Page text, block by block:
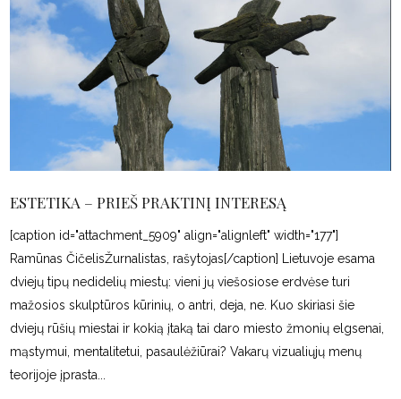
ESTETIKA – PRIEŠ PRAKTINĮ INTERESĄ
[caption id="attachment_5909" align="alignleft" width="177"]
Ramūnas ČičelisŽurnalistas, rašytojas[/caption] Lietuvoje esama
dviejų tipų nedidelių miestų: vieni jų viešosiose erdvėse turi
mažosios skulptūros kūrinių, o antri, deja, ne. Kuo skiriasi šie
dviejų rūšių miestai ir kokią įtaką tai daro miesto žmonių elgsenai,
mąstymui, mentalitetui, pasaulėžiūrai? Vakarų vizualiųjų menų
teorijoje įprasta